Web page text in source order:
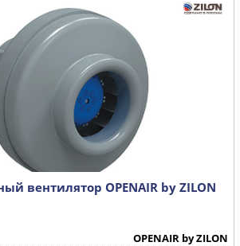
вентилятор OPENAIR by ZILON
OPENAIR by ZILON